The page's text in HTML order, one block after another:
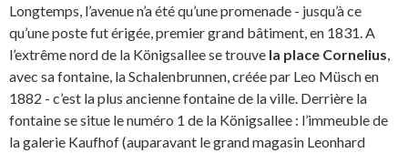
Longtemps, l’avenue n’a été qu’une promenade - jusqu’à ce
qu’une poste fut érigée, premier grand bâtiment, en 1831. A
l’extrême nord de la Königsallee se trouve la place Cornelius,
avec sa fontaine, la Schalenbrunnen, créée par Leo Müsch en
1882 - c’est la plus ancienne fontaine de la ville. Derrière la
fontaine se situe le numéro 1 de la Königsallee : l’immeuble de
la galerie Kaufhof (auparavant le grand magasin Leonhard